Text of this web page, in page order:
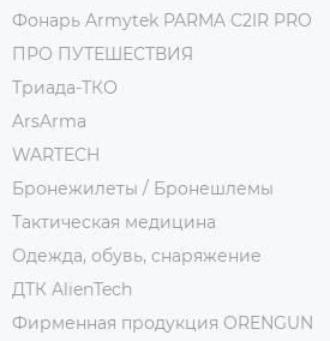
Фонарь Armytek PARMA C2IR PRO
ПРО ПУТЕШЕСТВИЯ
Триада-ТКО
ArsArma
WARTECH
Бронежилеты / Бронешлемы
Тактическая медицина
Одежда, обувь, снаряжение
ДТК AlienTech
Фирменная продукция ORENGUN